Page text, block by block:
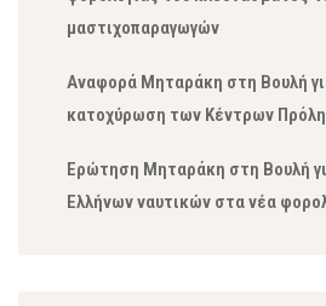
μαστιχοπαραγωγών
Αναφορά Μηταράκη στη Βουλή
κατοχύρωση των Κέντρων
Ερώτηση Μηταράκη στη Βουλή
Ελλήνων ναυτικών στα νέα